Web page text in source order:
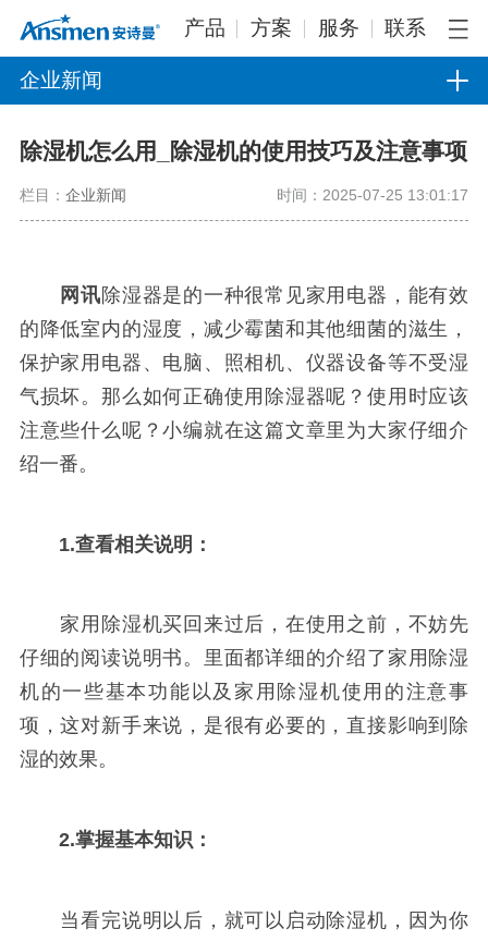
产品 方案 服务 联系
企业新闻
除湿机怎么用_除湿机的使用技巧及注意事项
栏目： 企业新闻 时间：2025-07-25 13:01:17
网讯除湿器是的一种很常见家用电器，能有效
的降低室内的湿度，减少霉菌和其他细菌的滋生，
保护家用电器、电脑、照相机、仪器设备等不受湿
气损坏。那么如何正确使用除湿器呢？使用时应该
注意些什么呢？小编就在这篇文章里为大家仔细介
绍一番。
1.查看相关说明：
家用除湿机买回来过后，在使用之前，不妨先
仔细的阅读说明书。里面都详细的介绍了家用除湿
机的一些基本功能以及家用除湿机使用的注意事
项，这对新手来说，是很有必要的，直接影响到除
湿的效果。
2.掌握基本知识：
当看完说明以后，就可以启动除湿机，因为你